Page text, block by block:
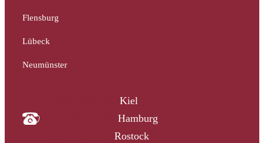
Flensburg
Lübeck
Neumünster
Kiel
Hamburg
Rostock